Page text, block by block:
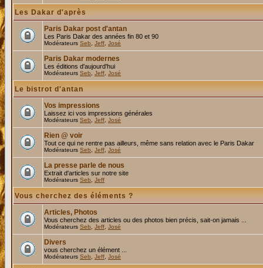
Les Dakar d'après
Paris Dakar post d'antan
Les Paris Dakar des années fin 80 et 90
Modérateurs Seb Jeff José
Paris Dakar modernes
Les éditions d'aujourd'hui
Modérateurs Seb Jeff José
Le bistrot d'antan
Vos impressions
Laissez ici vos impressions générales
Modérateurs Seb Jeff José
Rien @ voir
Tout ce qui ne rentre pas ailleurs, même sans relation avec le Paris Dakar
Modérateurs Seb Jeff José
La presse parle de nous
Extrait d'articles sur notre site
Modérateurs Seb Jeff
Vous cherchez des éléments ?
Articles, Photos
Vous cherchez des articles ou des photos bien précis, sait-on jamais ...
Modérateurs Seb Jeff José
Divers
vous cherchez un élément ...
Modérateurs Seb Jeff José